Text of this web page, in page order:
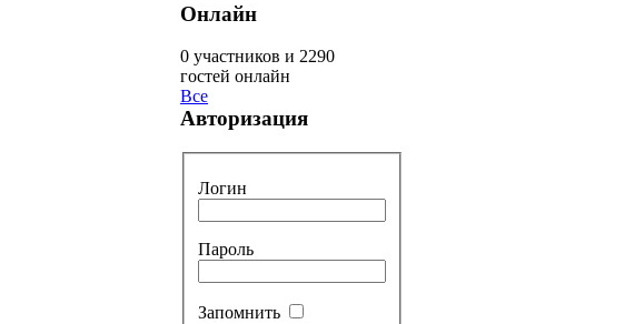
Онлайн
0 участников и 2290
гостей онлайн
Все
Авторизация
Логин
Пароль
Запомнить